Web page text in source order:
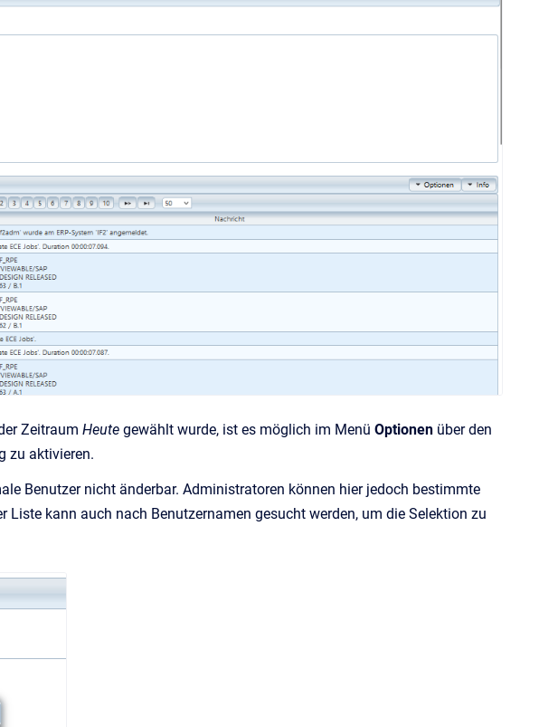
Zeitraum Heute gewählt wurde, ist es möglich im Menü Optionen über den
zu aktivieren.
Benutzer nicht änderbar. Administratoren können hier jedoch bestimmte
Liste kann auch nach Benutzernamen gesucht werden, um die Selektion zu